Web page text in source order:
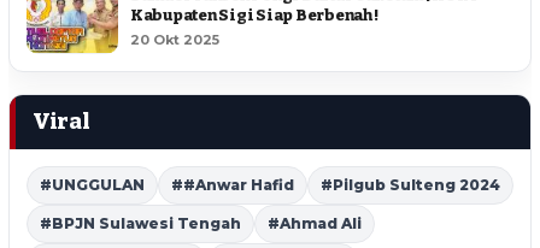
Kabupaten Sigi Siap Berbenah !
20 Okt 2025
Viral
#UNGGULAN ##Anwar Hafid #Pilgub Sulteng 2024
#BPJN Sulawesi Tengah #Ahmad Ali